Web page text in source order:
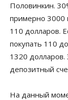
Половинкин.
примерно 3000
110 долларов.
покупать 110
1320
депозитный
На данный